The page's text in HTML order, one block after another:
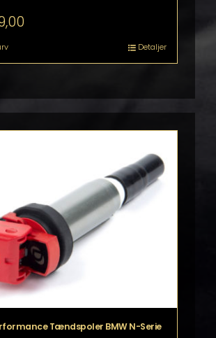
Detaljer
Tændspoler BMW N-Serie